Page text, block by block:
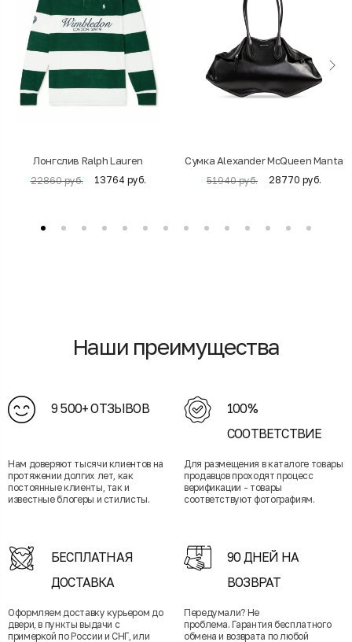
Лонгслив Ralph Lauren
22860 руб. 13764 руб.
Cумка Alexander McQueen Manta
51940 руб. 28770 руб.
Наши преимущества
9 500+ ОТЗЫВОВ
Нам доверяют тысячи клиентов на
протяжении долгих лет, как
постоянные клиенты, так и
известные блогеры и стилисты.
100%
СООТВЕТСТВИЕ
Для размещения в каталоге товары
продавцов проходят процесс
верификации - товары
соответствуют фотографиям.
БЕСПЛАТНАЯ
ДОСТАВКА
Оформляем доставку курьером до
двери, в пункты выдачи с
примеркой по России и СНГ, или
90 ДНЕЙ НА
ВОЗВРАТ
Передумали? Не
проблема. Гарантия бесплатного
обмена и возврата по любой